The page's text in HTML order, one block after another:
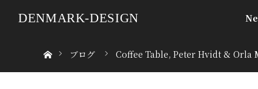
DENMARK-DESIGN
ブログ
Coffee Table, Peter Hvidt & Orla